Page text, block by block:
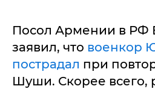
Посол Армении в РФ
заявил, что военкор
пострадал при
Шуши. Скорее всего,